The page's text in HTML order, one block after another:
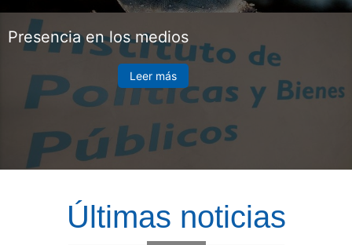
Presencia en los medios
Leer más
Últimas noticias